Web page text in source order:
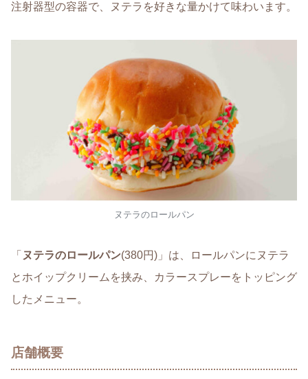
注射器型の容器で、ヌテラを好きな量かけて味わいます。
ヌテラのロールパン
「 ヌテラのロールパン(380円)」は、ロールパンにヌテラ
とホイップクリームを挟み、カラースプレーをトッピング
したメニュー。
店舗概要